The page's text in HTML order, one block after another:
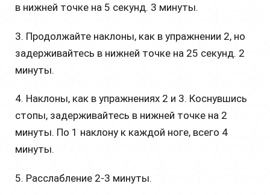
в нижней точке на 5 секунд. 3 минуты.
3. Продолжайте наклоны, как в упражнении 2, но
задерживайтесь в нижней точке на 25 секунд. 2
минуты.
4. Наклоны, как в упражнениях 2 и 3. Коснувшись
стопы, задерживайтесь в нижней точке на 2
минуты. По 1 наклону к каждой ноге, всего 4
минуты.
5. Расслабление 2-3 минуты.